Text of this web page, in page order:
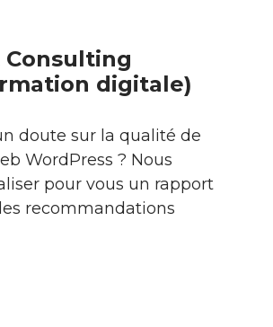
digitale)
doute sur la qualité de
WordPress ? Nous
pour vous un rapport
recommandations